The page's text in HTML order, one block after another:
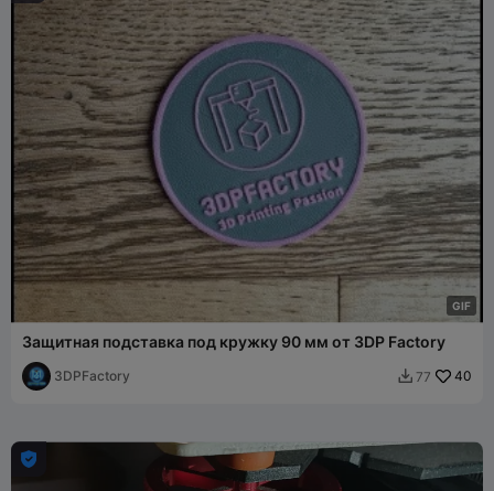
GIF
Защитная подставка под кружку 90 мм от 3DP Factory
3DPFactory  77 40
